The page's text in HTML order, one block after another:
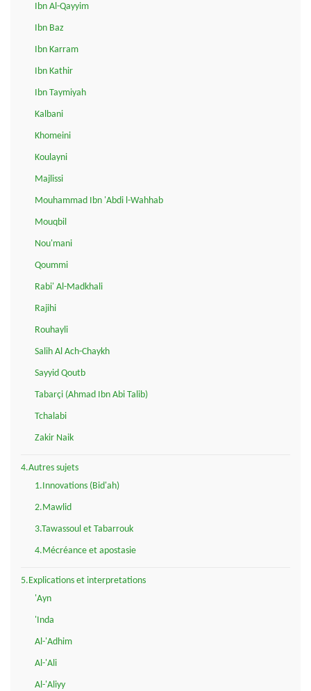
Ibn Al-Qayyim
Ibn Baz
Ibn Karram
Ibn Kathir
Ibn Taymiyah
Kalbani
Khomeini
Koulayni
Majlissi
Mouhammad Ibn 'Abdi l-Wahhab
Mouqbil
Nou'mani
Qoummi
Rabi' Al-Madkhali
Rajihi
Rouhayli
Salih Al Ach-Chaykh
Sayyid Qoutb
Tabarçi (Ahmad Ibn Abi Talib)
Tchalabi
Zakir Naik
4.Autres sujets
1.Innovations (Bid'ah)
2.Mawlid
3.Tawassoul et Tabarrouk
4.Mécréance et apostasie
5.Explications et interpretations
'Ayn
'Inda
Al-'Adhim
Al-'Ali
Al-'Aliyy